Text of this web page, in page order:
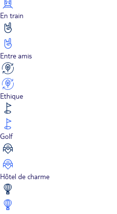
En train
Entre amis
Ethique
Golf
Hôtel de charme